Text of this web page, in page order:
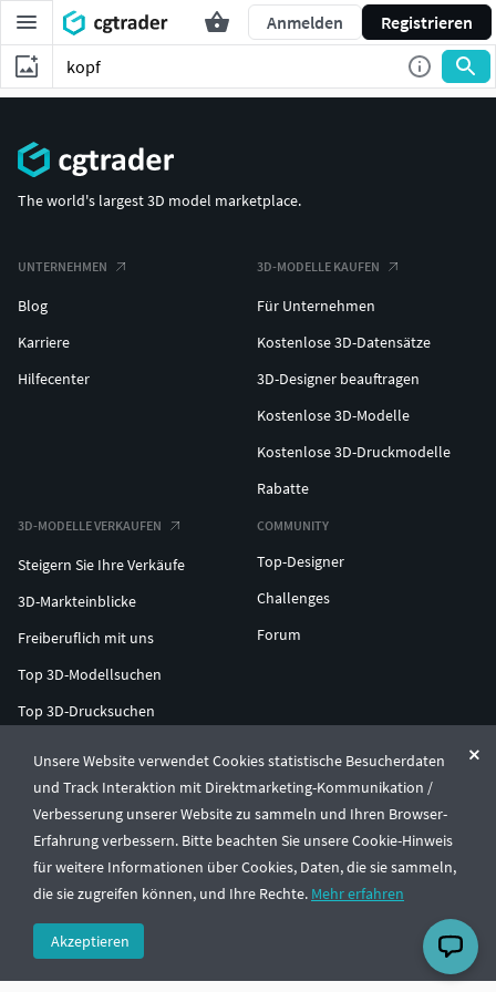
Anmelden Registrieren
Unsere Website verwendet Cookies statistische Besucherdaten
und Track Interaktion mit Direktmarketing-Kommunikation /
Verbesserung unserer Website zu sammeln und Ihren Browser-
Erfahrung verbessern. Bitte beachten Sie unsere Cookie-Hinweis
für weitere Informationen über Cookies, Daten, die sie sammeln,
die sie zugreifen können, und Ihre Rechte. Mehr erfahren
Akzeptieren
The world's largest 3D model marketplace.
UNTERNEHMEN
Blog
Karriere
Hilfecenter
3D-MODELLE KAUFEN
Für Unternehmen
Kostenlose 3D-Datensätze
3D-Designer beauftragen
Kostenlose 3D-Modelle
Kostenlose 3D-Druckmodelle
Rabatte
3D-MODELLE VERKAUFEN
Steigern Sie Ihre Verkäufe
3D-Markteinblicke
Freiberuflich mit uns
Top 3D-Modellsuchen
Top 3D-Drucksuchen
COMMUNITY
Top-Designer
Challenges
Forum
ENTERPRISE 3D AT SCALE
© CGTrader 2011-2026
UAB CGTrader, Antakalnio st. 17, Vilnius, Lithuania
Allgemeine GeschäftsbedingungenDatenschutz🇩🇪 Deutsch